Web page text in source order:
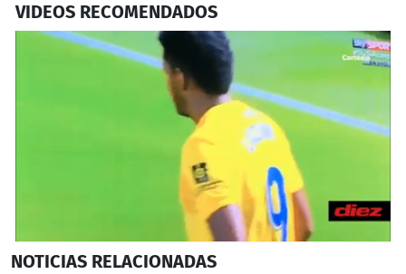
VIDEOS RECOMENDADOS
seconds
NOTICIAS RELACIONADAS